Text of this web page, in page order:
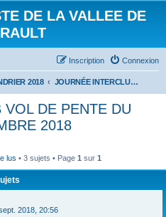
DE LA VALLEE DE
Connexion
Inscription
2018 JOURNÉE INTERCLUB VOL DE PENTE DU DIMANCHE 16 SEPTEMBRE 2018
DE PENTE DU
2018
lus • 3 sujets • Page 1 sur 1
2018, 20:56